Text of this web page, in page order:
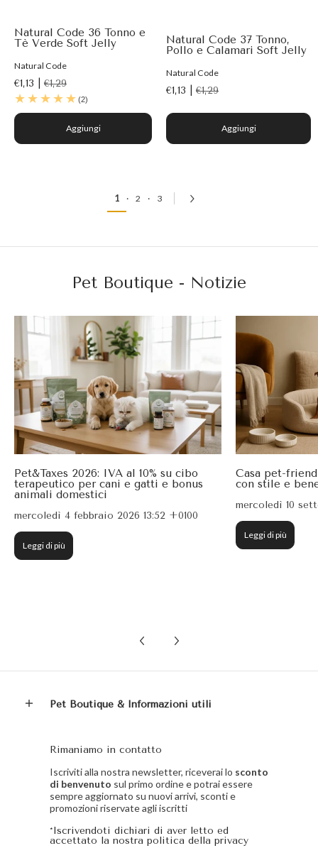
Natural Code 36 Tonno e
Tè Verde Soft Jelly
Natural Code
€1,13 | €1,29
(2)
Aggiungi
Natural Code 37 Tonno,
Pollo e Calamari Soft Jelly
Natural Code
€1,13 | €1,29
Aggiungi
1 · 2 · 3
Pet Boutique - Notizie
Pet&Taxes 2026: IVA al 10% su cibo
terapeutico per cani e gatti e bonus
animali domestici
mercoledì 4 febbraio 2026 13:52 +0100
Leggi di più
Casa pet-
con stile e
mercoledì 10
Leggi di più
Pet Boutique & Informazioni utili
Rimaniamo in contatto
Iscriviti alla nostra newsletter, riceverai lo sconto
di benvenuto sul primo ordine e potrai essere
sempre aggiornato su nuovi arrivi, sconti e
promozioni riservate agli iscritti
*Iscrivendoti dichiari di aver letto ed
accettato la nostra politica della privacy